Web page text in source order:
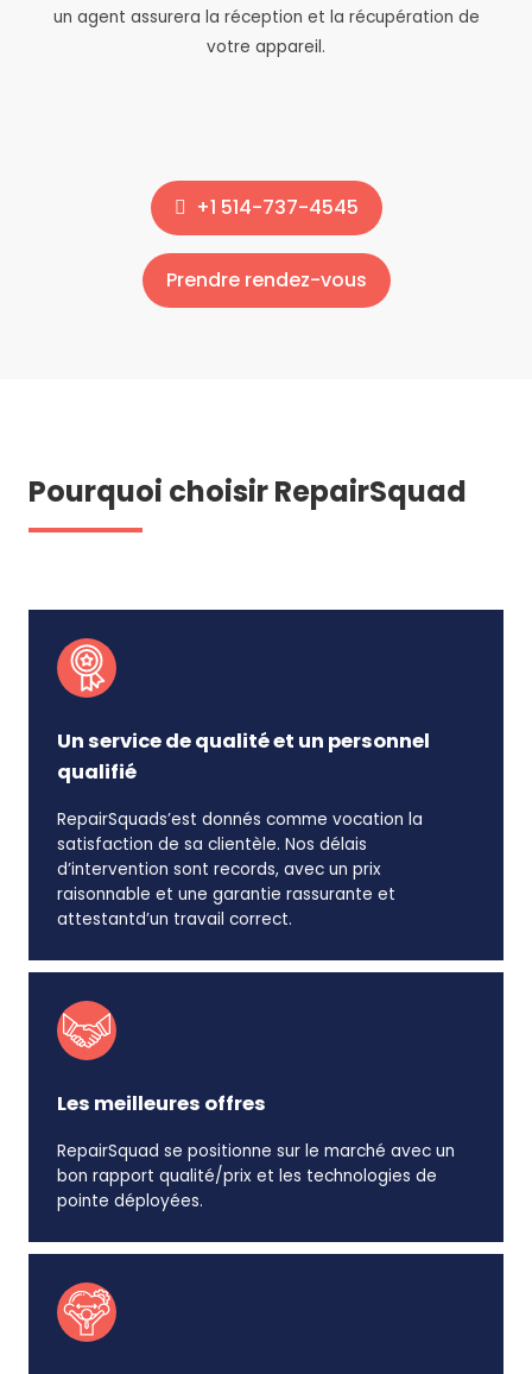
un agent assurera la réception et la récupération de
votre appareil.
+1 514-737-4545
Prendre rendez-vous
Pourquoi choisir RepairSquad
Un service de qualité et un personnel
qualifié
RepairSquads’est donnés comme vocation la
satisfaction de sa clientèle. Nos délais
d’intervention sont records, avec un prix
raisonnable et une garantie rassurante et
attestantd’un travail correct.
Les meilleures offres
RepairSquad se positionne sur le marché avec un
bon rapport qualité/prix et les technologies de
pointe déployées.